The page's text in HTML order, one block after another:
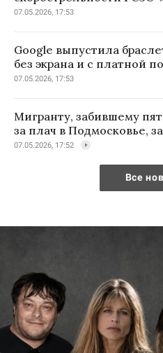
07.05.2026, 17:53
Google выпустила
без экрана и с платной
07.05.2026, 17:53
Мигранту, забившему
за плач в Подмосковье,
07.05.2026, 17:52
Все